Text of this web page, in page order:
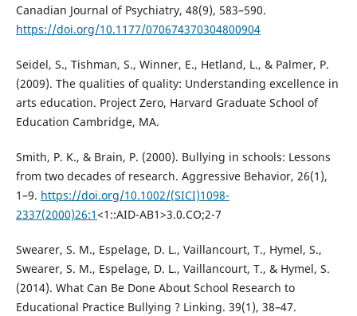
Canadian Journal of Psychiatry, 48(9), 583–590.
https://doi.org/10.1177/070674370304800904
Seidel, S., Tishman, S., Winner, E., Hetland, L., & Palmer, P.
(2009). The qualities of quality: Understanding excellence in
arts education. Project Zero, Harvard Graduate School of
Education Cambridge, MA.
Smith, P. K., & Brain, P. (2000). Bullying in schools: Lessons
from two decades of research. Aggressive Behavior, 26(1),
1–9. https://doi.org/10.1002/(SICI)1098-
2337(2000)26:1<1::AID-AB1>3.0.CO;2-7
Swearer, S. M., Espelage, D. L., Vaillancourt, T., Hymel, S.,
Swearer, S. M., Espelage, D. L., Vaillancourt, T., & Hymel, S.
(2014). What Can Be Done About School Research to
Educational Practice Bullying ? Linking. 39(1), 38–47.